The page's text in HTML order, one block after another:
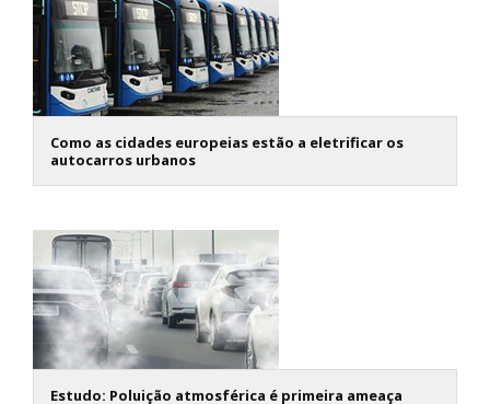
Como as cidades europeias estão a eletrificar os
autocarros urbanos
Estudo: Poluição atmosférica é primeira ameaça